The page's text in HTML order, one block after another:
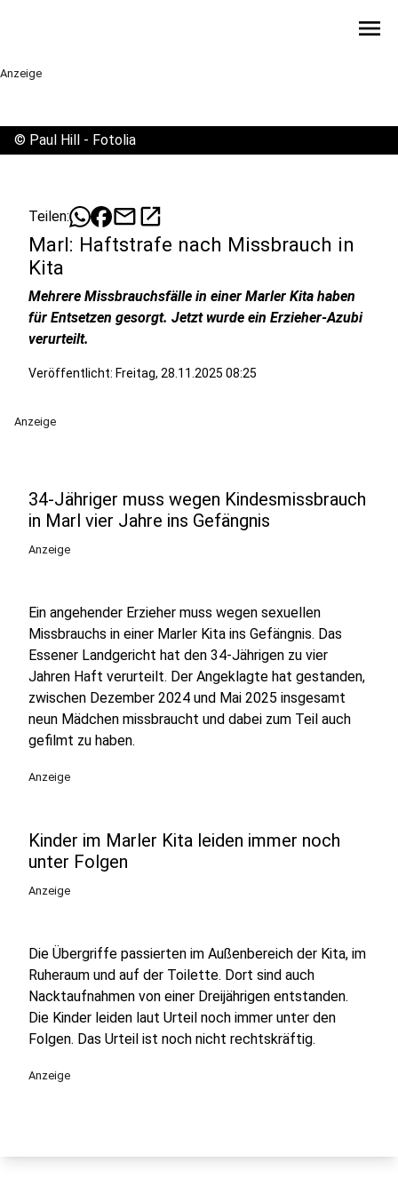
menu
Anzeige
© Paul Hill - Fotolia
Teilen: mailopen_in_new
Marl: Haftstrafe nach Missbrauch in
Kita
Mehrere Missbrauchsfälle in einer Marler Kita haben
für Entsetzen gesorgt. Jetzt wurde ein Erzieher-Azubi
verurteilt.
Veröffentlicht: Freitag, 28.11.2025 08:25
Anzeige
34-Jähriger muss wegen Kindesmissbrauch
in Marl vier Jahre ins Gefängnis
Anzeige
Ein angehender Erzieher muss wegen sexuellen
Missbrauchs in einer Marler Kita ins Gefängnis. Das
Essener Landgericht hat den 34-Jährigen zu vier
Jahren Haft verurteilt. Der Angeklagte hat gestanden,
zwischen Dezember 2024 und Mai 2025 insgesamt
neun Mädchen missbraucht und dabei zum Teil auch
gefilmt zu haben.
Anzeige
Kinder im Marler Kita leiden immer noch
unter Folgen
Anzeige
Die Übergriffe passierten im Außenbereich der Kita, im
Ruheraum und auf der Toilette. Dort sind auch
Nacktaufnahmen von einer Dreijährigen entstanden.
Die Kinder leiden laut Urteil noch immer unter den
Folgen. Das Urteil ist noch nicht rechtskräftig.
Anzeige